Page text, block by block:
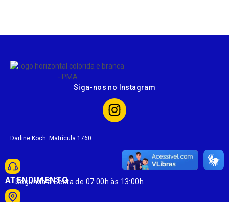
Siga-nos no Instagram
Darline Koch. Matrícula 1760
ATENDIMENTO
Segunda à Sexta de 07:00h às 13:00h